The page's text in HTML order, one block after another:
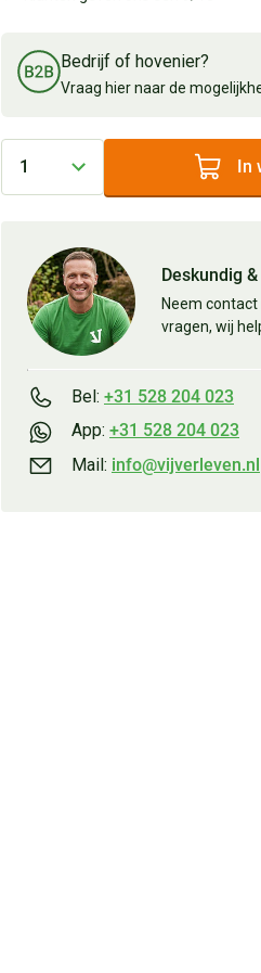
Bedrijf of hovenier?
Vraag hier naar de
In
Deskundig
Neem
vragen, wij
Bel: +31 528 204 023
App: +31 528 204 023
Mail: info@vijverleven.nl